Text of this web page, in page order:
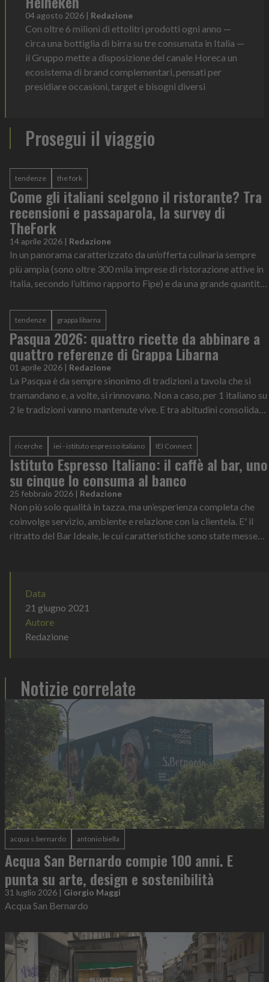
04 agosto 2026 | Redazione
Con oltre 6 milioni di ettolitri prodotti ogni anno —
circa una bottiglia di birra su tre consumata in Italia —
il Gruppo mette a disposizione del canale Horeca un
ecosistema di brand complementari, pensati per
presidiare occasioni, target e bisogni diversi
Prosegui il viaggio
tendenze the fork
Come gli italiani scelgono il ristorante? Tra
recensioni e passaparola, la survey di
TheFork
14 aprile 2026 | Redazione
In un panorama caratterizzato da un’offerta culinaria sempre
più ampia (sono oltre 300 mila imprese di ristorazione attive in
Italia, secondo l’ultimo rapporto Fipe) e da una grande quantità
tendenze grappa libarna
Pasqua 2026: quattro ricette da abbinare a
quattro referenze di Grappa Libarna
01 aprile 2026 | Redazione
La Pasqua è da sempre sinonimo di tradizioni a tavola che si
tramandano e, a volte, si rinnovano. Non a caso, per 1 italiano su
2 le tradizioni vanno mantenute vive. E tra abitudini consolidate
ricerche iei - istituto espresso italiano IEI Connect
Istituto Espresso Italiano: il caffè al bar, uno
su cinque lo consuma al banco
25 febbraio 2026 | Redazione
Non più solo qualità in tazza, ma un’esperienza completa che
coinvolge servizio, ambiente e relazione con la clientela. E' il
ritratto del Bar Ideale, le cui caratteristiche sono state messe
Data
21 giugno 2021
Autore
Redazione
Notizie correlate
acqua s.bernardo antonio biella
Acqua San Bernardo compie 100 anni. E
punta su arte, design e sostenibilità
31 luglio 2026 | Giorgio Maggi
Acqua San Bernardo